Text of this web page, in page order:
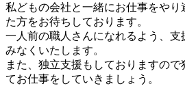
私どもの会社と一緒にお仕事をや
た方をお待ちしております。
一人前の職人さんになれるよう、支
みなくいたします。
また、独立支援もしておりますの
てお仕事をしていきましょう。